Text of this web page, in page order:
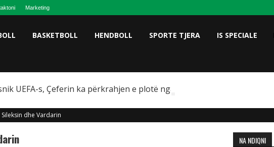
Marketing
BASKETBOLL HENDBOLL SPORTE TJERA IS SPECIALE
UEFA-s, Çeferin ka përkrahjen e plotë nga Omeragiç
dhe Vardarin
NA NDIQNI